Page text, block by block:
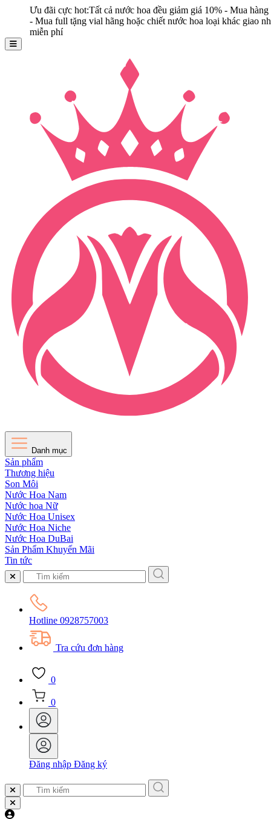
đãi cực hot:Tất cả nước hoa đều giảm giá 10% - Mua hàng ngay
Mua full tặng vial hãng hoặc chiết nước hoa loại khác giao nhanh
phí
Danh mục
Sản phẩm
Thương hiệu
Son Môi
Nước Hoa Nam
Nước hoa Nữ
Nước Hoa Unisex
Nước Hoa Niche
Nước Hoa DuBai
Sản Phẩm Khuyến Mãi
Tin tức
Hotline 0928757003
Tra cứu đơn hàng
0
0
Đăng nhập Đăng ký